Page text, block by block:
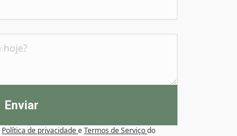
Enviar
Política de privacidadeeTermos de Serviçodo